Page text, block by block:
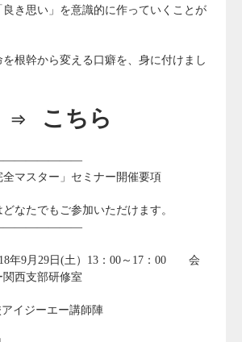
良き思い」を意識的に作っていくことが
根幹から変える口癖を、身に付けまし
⇒ こちら
全マスター」セミナー開催要項
なたでもご参加いただけます。
9月29日(土）13：00～17：00 会
西支部研修室
イジーエー講師陣